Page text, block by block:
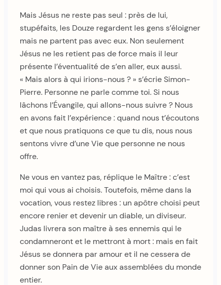
Mais Jésus ne reste pas seul : près de lui,
stupéfaits, les Douze regardent les gens s’éloigner
mais ne partent pas avec eux. Non seulement
Jésus ne les retient pas de force mais il leur
présente l’éventualité de s’en aller, eux aussi.
« Mais alors à qui irions-nous ? » s’écrie Simon-
Pierre. Personne ne parle comme toi. Si nous
lâchons l’Évangile, qui allons-nous suivre ? Nous
en avons fait l’expérience : quand nous t’écoutons
et que nous pratiquons ce que tu dis, nous nous
sentons vivre d’une Vie que personne ne nous
offre.
Ne vous en vantez pas, réplique le Maître : c’est
moi qui vous ai choisis. Toutefois, même dans la
vocation, vous restez libres : un apôtre choisi peut
encore renier et devenir un diable, un diviseur.
Judas livrera son maître à ses ennemis qui le
condamneront et le mettront à mort : mais en fait
Jésus se donnera par amour et il ne cessera de
donner son Pain de Vie aux assemblées du monde
entier.